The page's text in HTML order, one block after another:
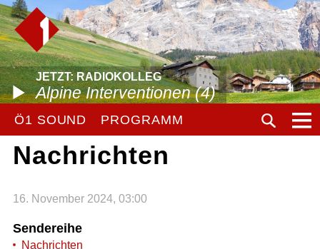
JETZT: RADIOKOLLEG
Alpine Interventionen (4)
Ö1 SOUND PROGRAMM
Nachrichten
16. November 2024, 03:00
Sendereihe
Nachrichten